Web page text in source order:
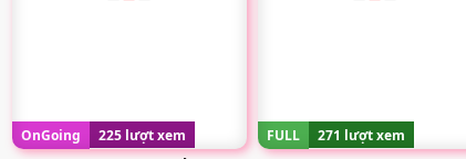
OnGoing 225 lượt xem FULL 271 lượt xem